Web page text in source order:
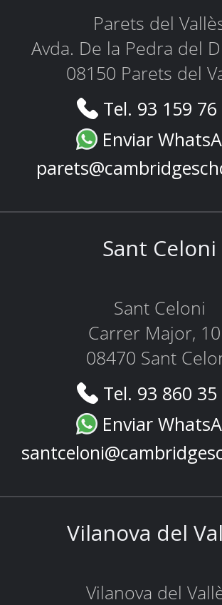
Parets del
Avda. De la Pedra del
08150 Parets del
Tel. 93 159
Enviar
Sant Celoni
Sant Celoni
Carrer Major,
08470 Sant
Tel. 93 860
Enviar
Vilanova del
Vilanova del